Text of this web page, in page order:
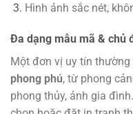
Hình ảnh sắc nét,
Đa dạng mẫu mã & chủ
Một đơn vị uy tín thường
phong phú, từ phong
phong thủy, ảnh gia